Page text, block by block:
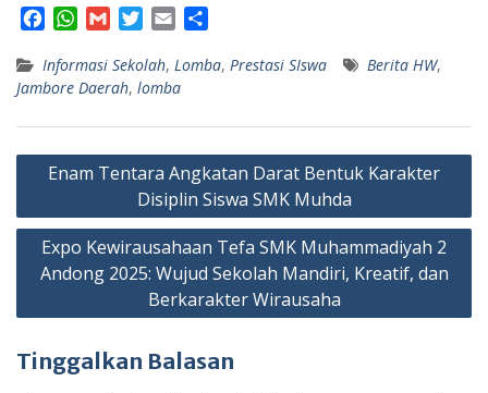
c
e
o
k
W
a
t
p
p
a
i
i
t
r
a
i
a
Informasi Sekolah, Lomba, Prestasi SIswa Berita HW,
Jambore Daerah, lomba
Navigasi
Enam Tentara Angkatan Darat Bentuk Karakter
Disiplin Siswa SMK Muhda
Expo Kewirausahaan Tefa SMK Muhammadiyah 2
Andong 2025: Wujud Sekolah Mandiri, Kreatif, dan
Berkarakter Wirausaha
Tinggalkan Balasan